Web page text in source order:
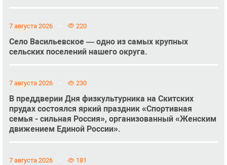
7 августа 2026 220
Село Васильевское — одно из самых крупных
сельских поселений нашего округа.
7 августа 2026 230
В преддверии Дня физкультурника на Скитских
прудах состоялся яркий праздник «Спортивная
семья - сильная Россия», организованный «Женским
движением Единой России».
7 августа 2026 181